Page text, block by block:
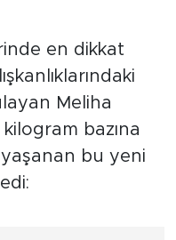
en dikkat
Meliha
kilogram bazına
yaşanan bu yeni